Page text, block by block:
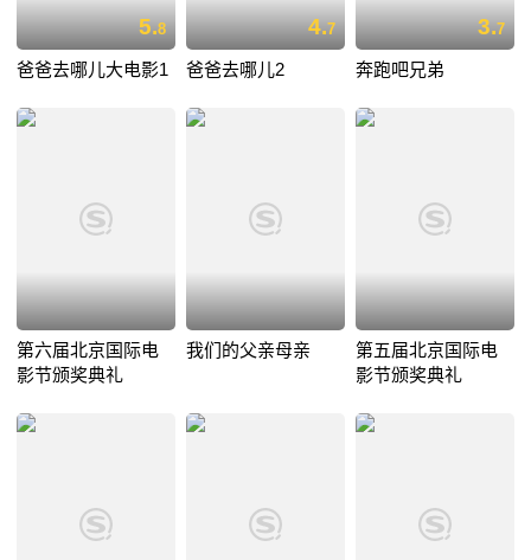
5.8
爸爸去哪儿大电影1
4.7
爸爸去哪儿2
3.7
奔跑吧兄弟
第六届北京国际电
影节颁奖典礼
我们的父亲母亲
第五届北京国际电
影节颁奖典礼